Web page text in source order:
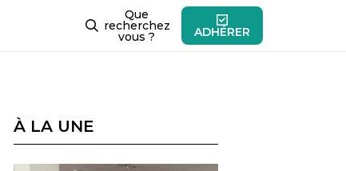
Que
recherchez
vous ? ADHÉRER
À LA UNE